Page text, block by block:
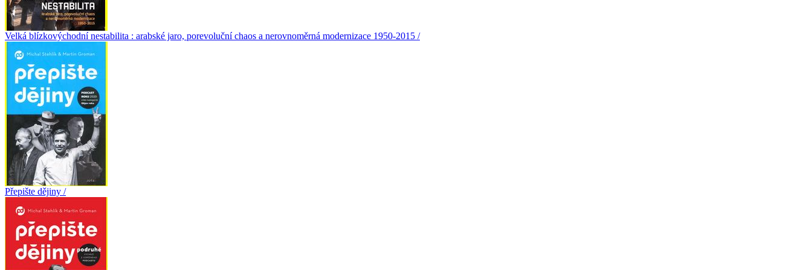
Velká blízkovýchodní nestabilita : arabské jaro, porevoluční chaos a nerovnoměrná modernizace 1950-2015 /
Přepište dějiny /